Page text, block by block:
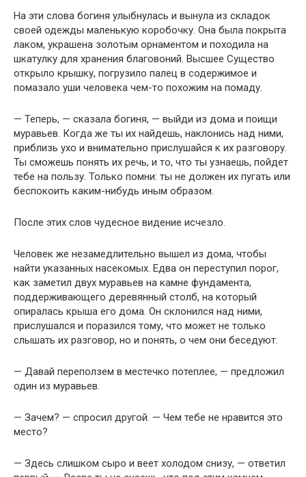
На эти слова богиня улыбнулась и вынула из складок
своей одежды маленькую коробочку. Она была покрыта
лаком, украшена золотым орнаментом и походила на
шкатулку для хранения благовоний. Высшее Существо
открыло крышку, погрузило палец в содержимое и
помазало уши человека чем-то похожим на помаду.
— Теперь, — сказала богиня, — выйди из дома и поищи
муравьев. Когда же ты их найдешь, наклонись над ними,
приблизь ухо и внимательно прислушайся к их разговору.
Ты сможешь понять их речь, и то, что ты узнаешь, пойдет
тебе на пользу. Только помни: ты не должен их пугать или
беспокоить каким-нибудь иным образом.
После этих слов чудесное видение исчезло.
Человек же незамедлительно вышел из дома, чтобы
найти указанных насекомых. Едва он переступил порог,
как заметил двух муравьев на камне фундамента,
поддерживающего деревянный столб, на который
опиралась крыша его дома. Он склонился над ними,
прислушался и поразился тому, что может не только
слышать их разговор, но и понять, о чем они беседуют.
— Давай переползем в местечко потеплее, — предложил
один из муравьев.
— Зачем? — спросил другой. — Чем тебе не нравится это
место?
— Здесь слишком сыро и веет холодом снизу, — ответил